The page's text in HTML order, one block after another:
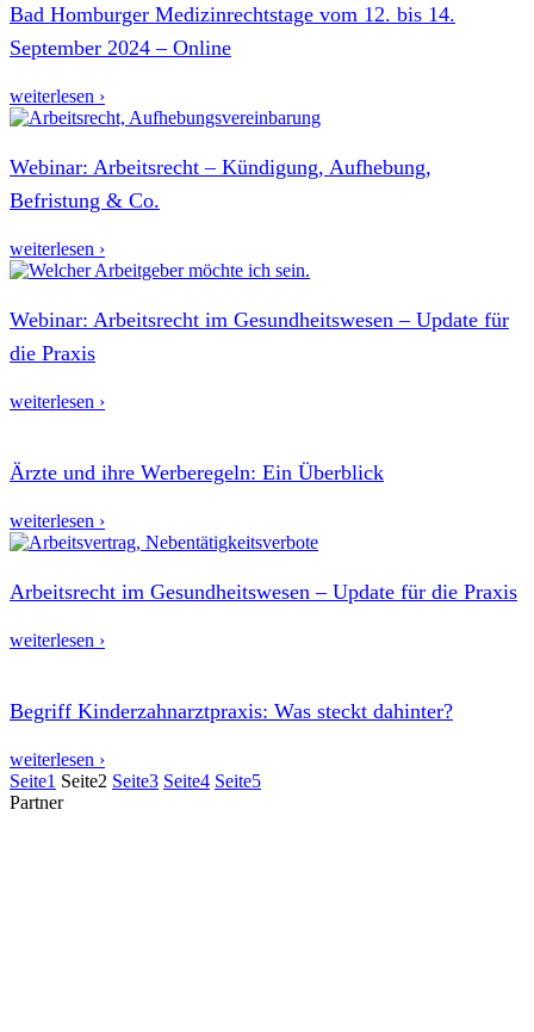
Bad Homburger Medizinrechtstage vom 12. bis 14.
September 2024 – Online
weiterlesen ›
Webinar: Arbeitsrecht – Kündigung, Aufhebung,
Befristung & Co.
weiterlesen ›
Webinar: Arbeitsrecht im Gesundheitswesen – Update für
die Praxis
weiterlesen ›
Ärzte und ihre Werberegeln: Ein Überblick
weiterlesen ›
Arbeitsrecht im Gesundheitswesen – Update für die Praxis
weiterlesen ›
Begriff Kinderzahnarztpraxis: Was steckt dahinter?
weiterlesen ›
Seite1 Seite2 Seite3 Seite4 Seite5
Partner